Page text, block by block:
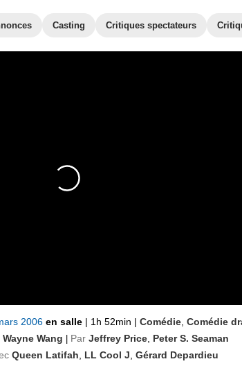
Casting Critiques spectateurs
2006 en salle | 1h 52min | Comédie Comédie
Wayne Wang | Par Jeffrey Price Peter S. Seaman
Queen Latifah LL Cool J Gérard Depardieu